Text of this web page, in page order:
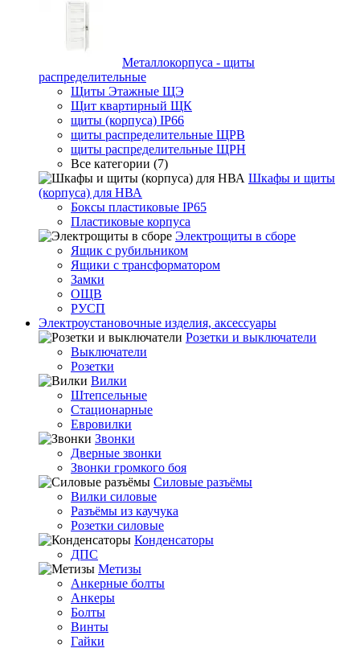
Металлокорпуса - щиты
распределительные
Щиты Этажные ЩЭ
Щит квартирный ЩК
щиты (корпуса) IP66
щиты распределительные ЩРВ
щиты распределительные ЩРН
Все категории (7)
Шкафы и щиты
(корпуса) для НВА
Боксы пластиковые IP65
Пластиковые корпуса
Электрощиты в сборе
Ящик с рубильником
Ящики с трансформатором
Замки
ОЩВ
РУСП
Электроустановочные изделия, аксессуары
Розетки и выключатели
Выключатели
Розетки
Вилки
Штепсельные
Стационарные
Евровилки
Звонки
Дверные звонки
Звонки громкого боя
Силовые разъёмы
Вилки силовые
Разъёмы из каучука
Розетки силовые
Конденсаторы
ДПС
Метизы
Анкерные болты
Анкеры
Болты
Винты
Гайки